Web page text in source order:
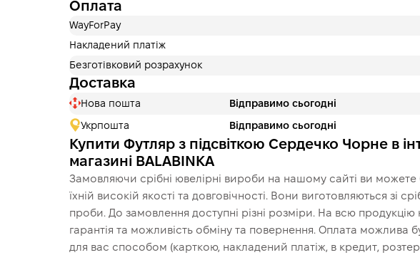
Оплата
WayForPay
Накладений платіж
Безготівковий розрахунок
Доставка
Нова пошта Відправимо сьогодні
Укрпошта Відправимо сьогодні
Купити Футляр з підсвіткою Сердечко Чорне в
магазині BALABINKA
Замовляючи срібні ювелірні вироби на нашому сайті ви можете
їхній високій якості та довговічності. Вони виготовляються зі
проби. До замовлення доступні різні розміри. На всю продукцію
гарантія та можливість обміну та повернення. Оплата можлива
для вас способом (карткою, накладений платіж, в кредит,